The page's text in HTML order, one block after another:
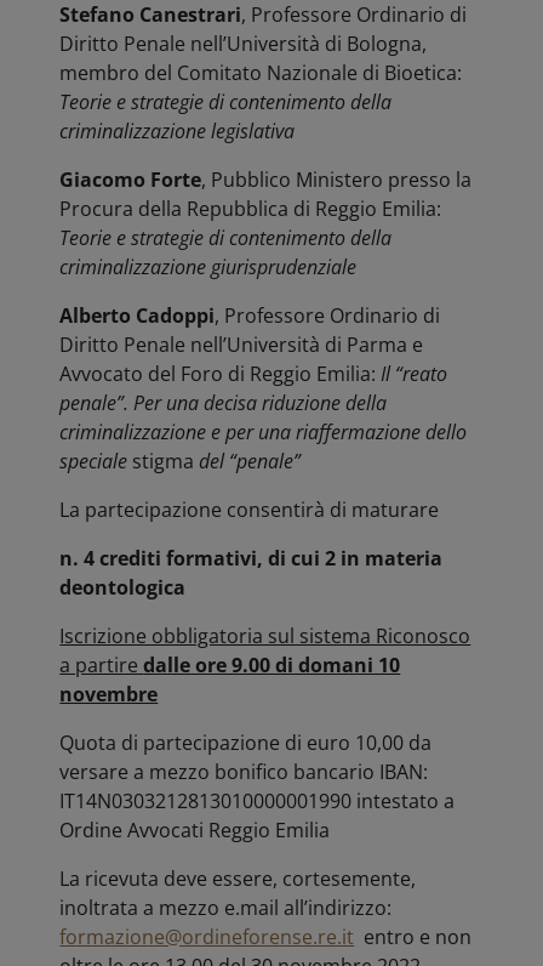
Stefano Canestrari, Professore Ordinario di
Diritto Penale nell’Università di Bologna,
membro del Comitato Nazionale di Bioetica:
Teorie e strategie di contenimento della
criminalizzazione legislativa
Giacomo Forte, Pubblico Ministero presso la
Procura della Repubblica di Reggio Emilia:
Teorie e strategie di contenimento della
criminalizzazione giurisprudenziale
Alberto Cadoppi, Professore Ordinario di
Diritto Penale nell’Università di Parma e
Avvocato del Foro di Reggio Emilia:Il “reato
penale”. Per una decisa riduzione della
criminalizzazione e per una riaffermazione dello
speciale stigma del “penale”
La partecipazione consentirà di maturare
n. 4 crediti formativi, di cui 2 in materia
deontologica
Iscrizione obbligatoria sul sistema Riconosco
a partiredalle ore 9.00 di domani 10
novembre
Quota di partecipazione di euro 10,00 da
versare a mezzo bonifico bancario IBAN:
IT14N0303212813010000001990 intestato a
Ordine Avvocati Reggio Emilia
La ricevuta deve essere, cortesemente,
inoltrata a mezzo e.mail all’indirizzo:
formazione@ordineforense.re.it entro e non